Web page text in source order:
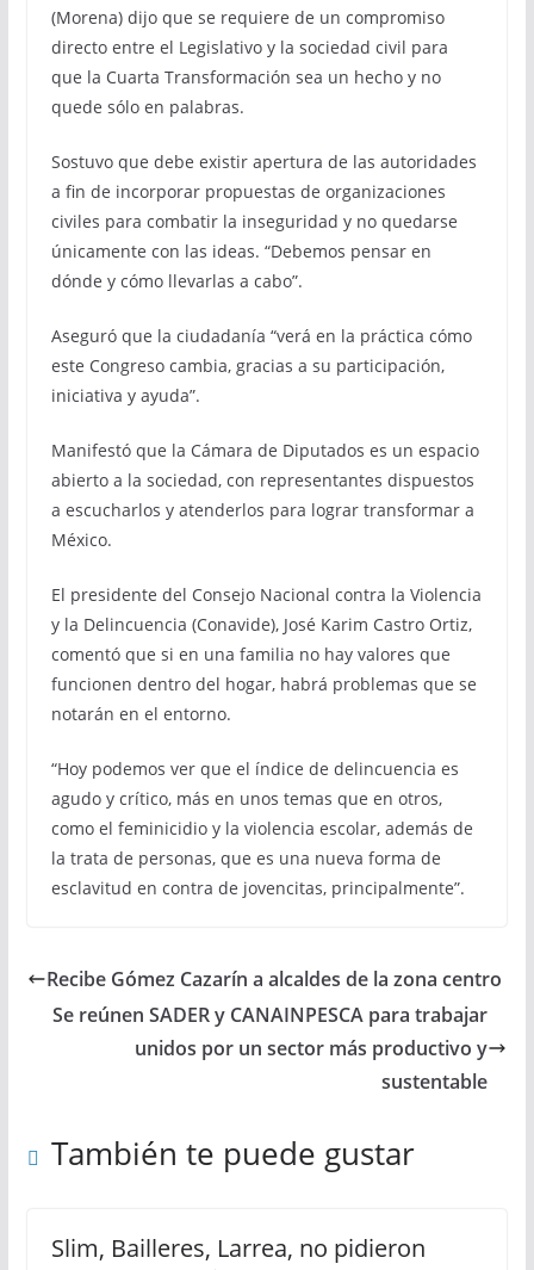
(Morena) dijo que se requiere de un compromiso
directo entre el Legislativo y la sociedad civil para
que la Cuarta Transformación sea un hecho y no
quede sólo en palabras.
Sostuvo que debe existir apertura de las autoridades
a fin de incorporar propuestas de organizaciones
civiles para combatir la inseguridad y no quedarse
únicamente con las ideas. “Debemos pensar en
dónde y cómo llevarlas a cabo”.
Aseguró que la ciudadanía “verá en la práctica cómo
este Congreso cambia, gracias a su participación,
iniciativa y ayuda”.
Manifestó que la Cámara de Diputados es un espacio
abierto a la sociedad, con representantes dispuestos
a escucharlos y atenderlos para lograr transformar a
México.
El presidente del Consejo Nacional contra la Violencia
y la Delincuencia (Conavide), José Karim Castro Ortiz,
comentó que si en una familia no hay valores que
funcionen dentro del hogar, habrá problemas que se
notarán en el entorno.
“Hoy podemos ver que el índice de delincuencia es
agudo y crítico, más en unos temas que en otros,
como el feminicidio y la violencia escolar, además de
la trata de personas, que es una nueva forma de
esclavitud en contra de jovencitas, principalmente”.
Recibe Gómez Cazarín a alcaldes de la zona centro
Se reúnen SADER y CANAINPESCA para trabajar
unidos por un sector más productivo y
sustentable
También te puede gustar
Slim, Bailleres, Larrea, no pidieron